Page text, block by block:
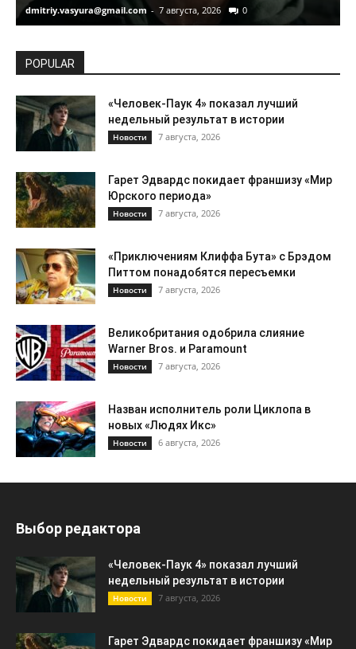
dmitriy.vasyura@gmail.com - 7 августа, 2026 0
POPULAR
«Человек-Паук 4» показал лучший
недельный результат в истории
Новости 7 августа, 2026
Гарет Эдвардс покидает франшизу «Мир
Юрского периода»
Новости 7 августа, 2026
«Приключениям Клиффа Бута» с Брэдом
Питтом понадобятся пересъемки
Новости 7 августа, 2026
Великобритания одобрила слияние
Warner Bros. и Paramount
Новости 7 августа, 2026
Назван исполнитель роли Циклопа в
новых «Людях Икс»
Новости 6 августа, 2026
Выбор редактора
«Человек-Паук 4» показал лучший
недельный результат в истории
Новости 7 августа, 2026
Гарет Эдвардс покидает франшизу «Мир